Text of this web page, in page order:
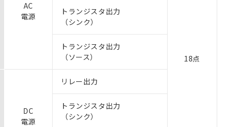
AC
電源
18点
トランジスタ出力
（シンク）
トランジスタ出力
（ソース）
DC
電源
リレー出力
トランジスタ出力
（シンク）